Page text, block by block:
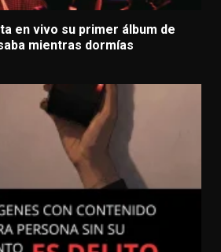
en vivo su primer álbum de
mientras dormías